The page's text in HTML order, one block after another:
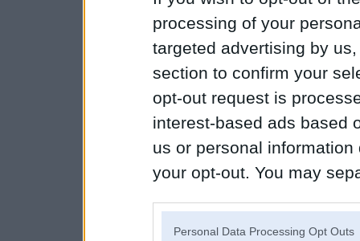
processing of your
targeted advertising by
section to confirm your
opt-out request is
interest-based ads based
us or personal
your opt-out. You may
Personal Data Processing Opt Outs